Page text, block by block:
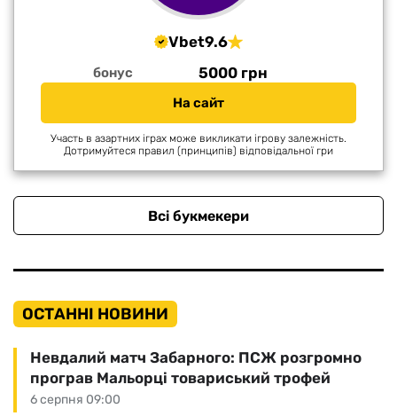
Vbet9.6
бонус 5000 грн
На сайт
Участь в азартних іграх може викликати ігрову залежність.
Дотримуйтеся правил (принципів) відповідальної гри
Всі букмекери
ОСТАННІ НОВИНИ
6 серпня 09:00
Невдалий матч Забарного: ПСЖ розгромно
програв Мальорці товариський трофей